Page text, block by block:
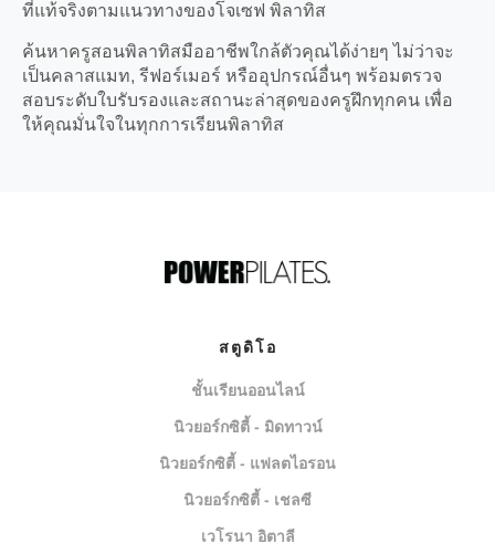
ที่แท้จริงตามแนวทางของโจเซฟ พิลาทิส
ค้นหาครูสอนพิลาทิสมืออาชีพใกล้ตัวคุณได้ง่ายๆ ไม่ว่าจะ
เป็นคลาสแมท, รีฟอร์เมอร์ หรืออุปกรณ์อื่นๆ พร้อมตรวจ
สอบระดับใบรับรองและสถานะล่าสุดของครูฝึกทุกคน เพื่อ
ให้คุณมั่นใจในทุกการเรียนพิลาทิส
สตูดิโอ
ชั้นเรียนออนไลน์
นิวยอร์กซิตี้ - มิดทาวน์
นิวยอร์กซิตี้ - แฟลตไอรอน
นิวยอร์กซิตี้ - เชลซี
เวโรนา อิตาลี